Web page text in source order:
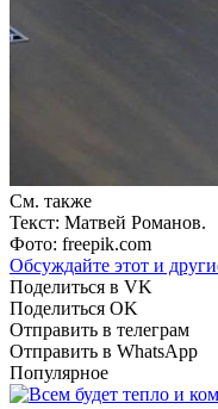
См. также
Текст: Матвей Романов.
Фото: freepik.com
Обсуждайте этот и
Поделиться в VK
Поделиться OK
Отправить в телеграм
Отправить в WhatsApp
Популярное